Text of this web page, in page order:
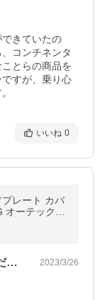
きていたの
コンチネンタ
とらの商品を
すが、乗り心
いいね 0
レート カバ
ーテック e
純正でスカッフプレートがあるものだと思… 2023/3/26